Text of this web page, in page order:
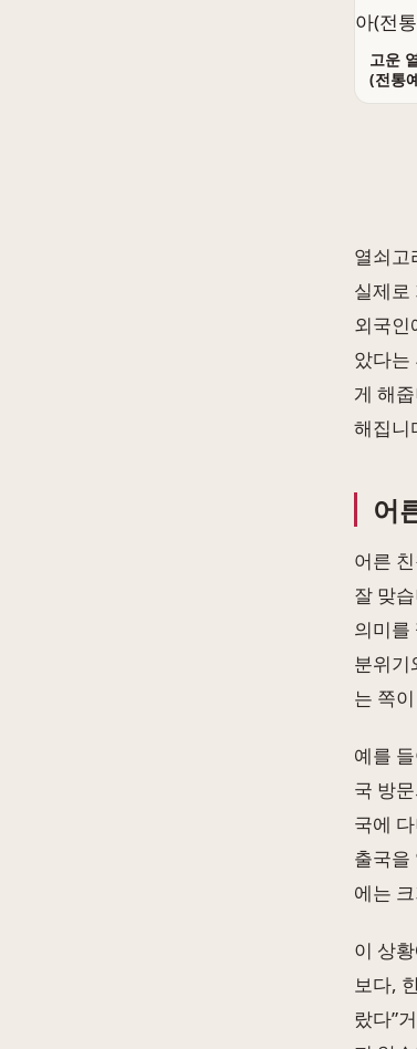
고운
(전통
열쇠고
실제로
외국인
았다는
게 해
해집니
어
어른
잘 맞
의미를
분위기
는 쪽
예를
국 방
국에
출국을
에는
이 상
보다,
랐다”